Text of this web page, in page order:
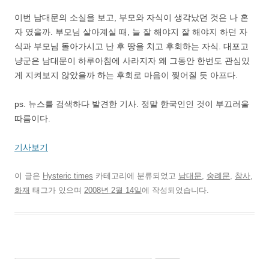
이번 남대문의 소실을 보고, 부모와 자식이 생각났던 것은 나 혼
자 였을까. 부모님 살아계실 때, 늘 잘 해야지 잘 해야지 하던 자
식과 부모님 돌아가시고 난 후 땅을 치고 후회하는 자식. 대포고
냥군은 남대문이 하루아침에 사라지자 왜 그동안 한번도 관심있
게 지켜보지 않았을까 하는 후회로 마음이 찢어질 듯 아프다.
ps. 뉴스를 검색하다 발견한 기사. 정말 한국인인 것이 부끄러울
따름이다.
기사보기
이 글은 Hysteric times 카테고리에 분류되었고 남대문 숭례문 참사
화재 태그가 있으며 2008년 2월 14일에 작성되었습니다.